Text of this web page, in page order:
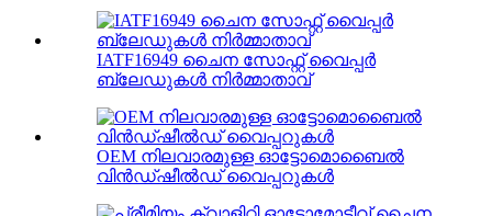
IATF16949 ചൈന സോഫ്റ്റ് വൈപ്പർ
ബ്ലേഡുകൾ നിർമ്മാതാവ്
OEM നിലവാരമുള്ള ഓട്ടോമൊബൈൽ
വിൻഡ്ഷീൽഡ് വൈപ്പറുകൾ